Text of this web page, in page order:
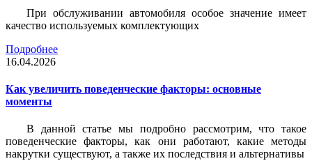
При обслуживании автомобиля особое значение имеет
качество используемых комплектующих
Подробнее
16.04.2026
Как увеличить поведенческие факторы: основные
моменты
В данной статье мы подробно рассмотрим, что такое
поведенческие факторы, как они работают, какие методы
накрутки существуют, а также их последствия и альтернативы